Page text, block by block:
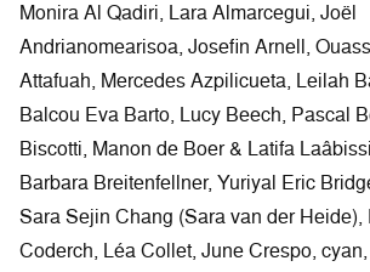
Monira Al Qadiri, Lara Almarcegui, Joël
Andrianomearisoa, Josefin Arnell,
Attafuah, Mercedes Azpilicueta, Leilah
Balcou Eva Barto, Lucy Beech, Pascal
Biscotti, Manon de Boer & Latifa
Barbara Breitenfellner, Yuriyal Eric
Sara Sejin Chang (Sara van der
Coderch, Léa Collet, June Crespo,